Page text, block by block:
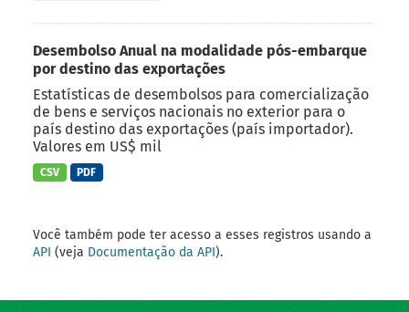
Desembolso Anual na modalidade pós-embarque
por destino das exportações
Estatísticas de desembolsos para comercialização
de bens e serviços nacionais no exterior para o
país destino das exportações (país importador).
Valores em US$ mil
CSV PDF
Você também pode ter acesso a esses registros usando a
API (veja Documentação da API).